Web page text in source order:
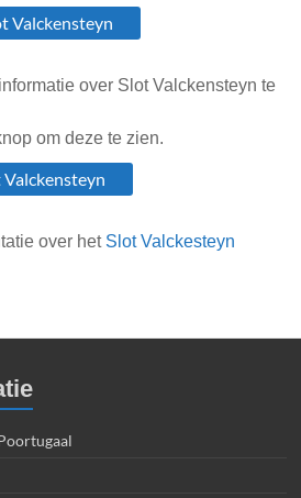
Valckensteyn
over Slot Valckensteyn te
om deze te zien.
over het Slot Valckesteyn